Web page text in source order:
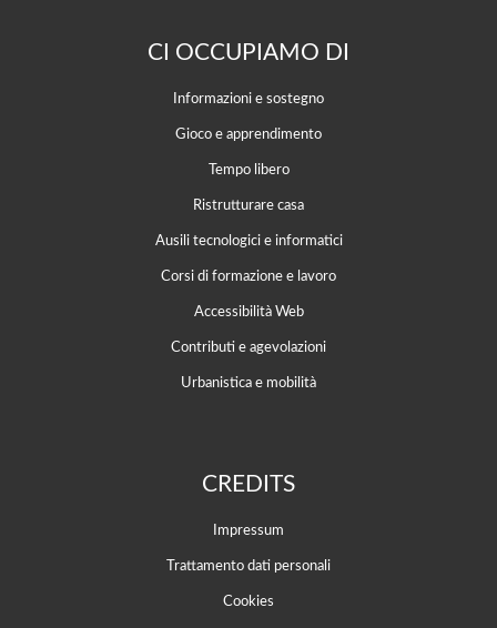
CI OCCUPIAMO DI
Informazioni e sostegno
Gioco e apprendimento
Tempo libero
Ristrutturare casa
Ausili tecnologici e informatici
Corsi di formazione e lavoro
Accessibilità Web
Contributi e agevolazioni
Urbanistica e mobilità
CREDITS
Impressum
Trattamento dati personali
Cookies